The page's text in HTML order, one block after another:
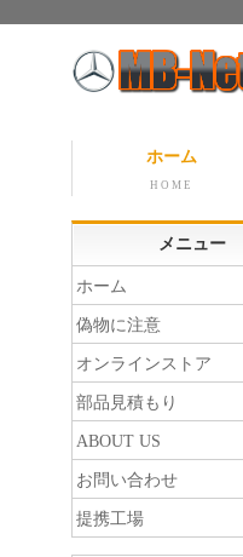
ホーム
HOME
メニュー
ホーム
偽物に注意
オンラインストア
部品見積もり
ABOUT US
お問い合わせ
提携工場